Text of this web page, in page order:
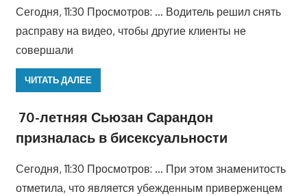
Сегодня, 11:30 Просмотров: … Водитель решил снять
расправу на видео, чтобы другие клиенты не
совершали
ЧИТАТЬ ДАЛЕЕ
70-летняя Сьюзан Сарандон
призналась в бисексуальности
Сегодня, 11:30 Просмотров: … При этом знаменитость
отметила, что является убежденным приверженцем